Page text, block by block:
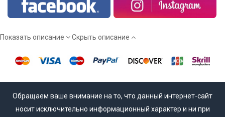
Мы работаем напрямую от производителя, а потому вы
недорого!
Показать описание Скрыть описание
Обращаем ваше внимание на то, что данный интернет-сайт
носит исключительно информационный характер и ни при